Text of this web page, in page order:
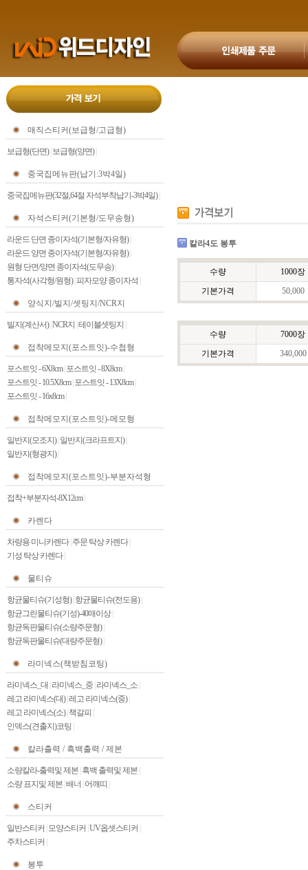
매직스티커(보급형/고급형)
보급형(단면)| 보급형(양면)|
중국집메뉴판(납기:3박4일)
중국집메뉴판(32절,64절 자석부착납기-3박4일)|
자석스티커(기본형/도무송형)
라운드 단면 종이자석(기본형/자유형)|
라운드 양면 종이자석(기본형/자유형)|
원형 단면/양면 종이자석(도무송)|
통자석(사각형/원형)| 피자모양 종이자석
양식지/빌지/셋팅지/NCR지
빌지(계산서)| NCR지 테이블셋팅지
접착메모지(포스트잇)-수첩형
포스트잇 - 6X8cm| 포스트잇 - 8X8cm|
포스트잇 - 10.5X8cm| 포스트잇 - 13X8cm|
포스트잇 - 16x8cm|
접착메모지(포스트잇)-메모형
일반지(모조지)| 일반지(크라프트지)|
일반지(형광지)|
접착메모지(포스트잇)-부분자석형
접착+부분자석-8X12cm|
카렌다
차량용 미니카렌다| 주문 탁상 카렌다|
기성 탁상 카렌다|
물티슈
항균물티슈(기성형)| 항균물티슈(전도용)|
항균그린물티슈(기성)-40매이상|
항균독판물티슈(소량주문형)|
항균독판물티슈(대량주문형)|
라미넥스(책받침코팅)
라미넥스_대 라미넥스_중 라미넥스_소
레고 라미넥스(대)| 레고 라미넥스(중)|
레고 라미넥스(소)| 책갈피
인덱스(견출지)코팅
칼라출력 / 흑백출력 / 제본
소량칼라-출력및 제본 흑백 출력및 제본
소량 표지및 제본 배너 어깨띠
스티커
일반스티커 모양스티커 UV옵셋스티커
주차스티커
봉투
칼라4도 봉투
수량
1000장
기본가격
50,000
수량
7000장
기본가격
340,000